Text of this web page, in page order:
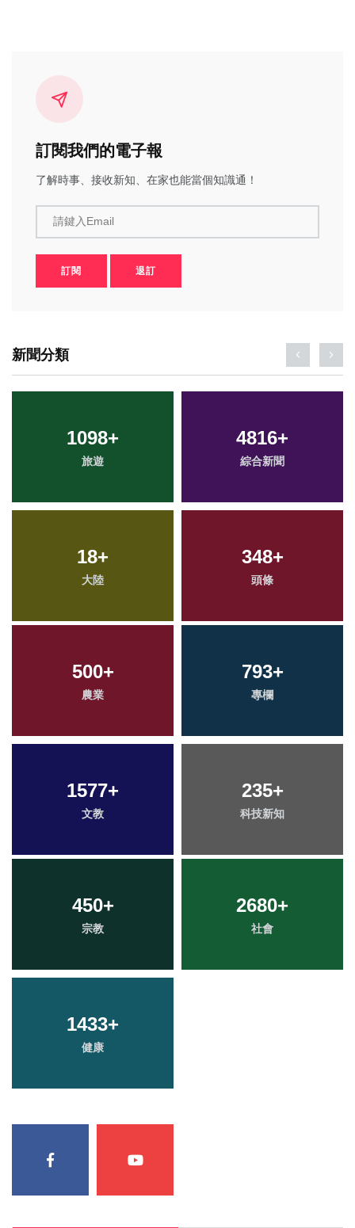
訂閱我們的電子報
了解時事、接收新知、在家也能當個知識通！
請鍵入Email
訂閱 退訂
新聞分類
1098+
旅遊
4816+
綜合新聞
18+
大陸
348+
頭條
500+
農業
793+
專欄
1577+
文教
235+
科技新知
450+
宗教
2680+
社會
1433+
健康